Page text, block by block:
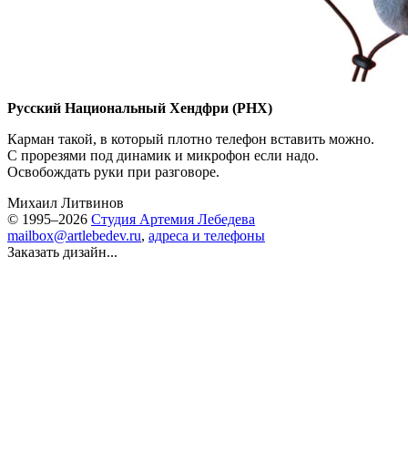
Русский Национальный Хендфри (РНХ)
Карман такой, в который плотно телефон вставить можно.
С прорезями под динамик и микрофон если надо.
Освобождать руки при разговоре.
Михаил Литвинов
© 1995–2026 Студия Артемия Лебедева
mailbox@artlebedev.ru, адреса и телефоны
Заказать дизайн...